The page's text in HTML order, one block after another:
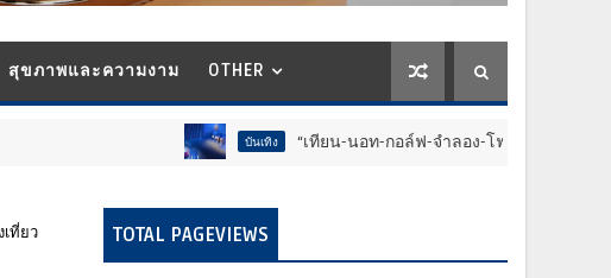
สุขภาพและความงาม OTHER
“เทียน-นอท-กอล์ฟ-จำลอง-โฟล์ค” ร้องจ๊าก!! อุปกรณ์ม่วนจ
ที่ยว
TOTAL PAGEVIEWS